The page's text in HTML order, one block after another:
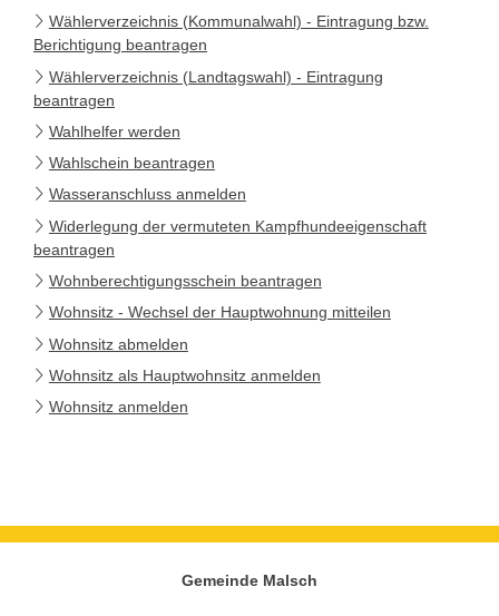
Wählerverzeichnis (Kommunalwahl) - Eintragung bzw.
Berichtigung beantragen
Wählerverzeichnis (Landtagswahl) - Eintragung
beantragen
Wahlhelfer werden
Wahlschein beantragen
Wasseranschluss anmelden
Widerlegung der vermuteten Kampfhundeeigenschaft
beantragen
Wohnberechtigungsschein beantragen
Wohnsitz - Wechsel der Hauptwohnung mitteilen
Wohnsitz abmelden
Wohnsitz als Hauptwohnsitz anmelden
Wohnsitz anmelden
Gemeinde Malsch